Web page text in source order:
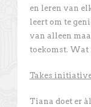
en leren van
leert om te
van alleen
toekomst.
Takes
Tiana doet er